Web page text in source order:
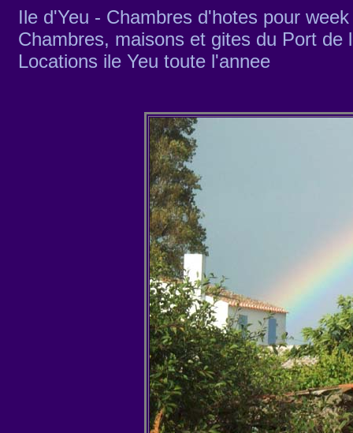
Ile d'Yeu - Chambres d'hotes pour
Chambres, maisons et gites du Port de
Locations ile Yeu toute l'annee